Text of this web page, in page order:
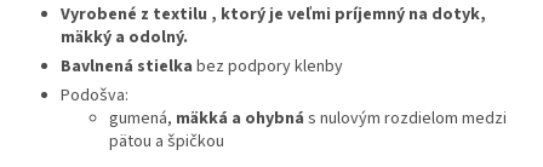
Vyrobené z textilu , ktorý je veľmi príjemný na dotyk,
mäkký a odolný.
Bavlnená stielka bez podpory klenby
Podošva:
gumená, mäkká a ohybná s nulovým rozdielom medzi
pätou a špičkou